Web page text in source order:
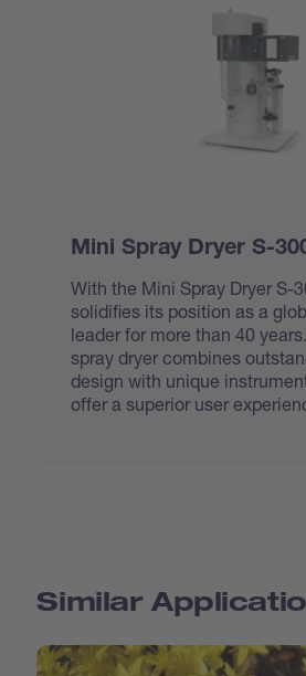
Mini Spray Dryer S-
With the Mini Spray Dryer S-
solidifies its position as a
leader for more than 40
spray dryer combines
design with unique
offer a superior user
Similar